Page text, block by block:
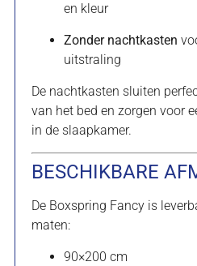
en kleur
Zonder nachtkasten
uitstraling
De nachtkasten sluiten
van het bed en zorgen voor
in de slaapkamer.
BESCHIKBARE
De Boxspring Fancy is
maten:
90×200 cm